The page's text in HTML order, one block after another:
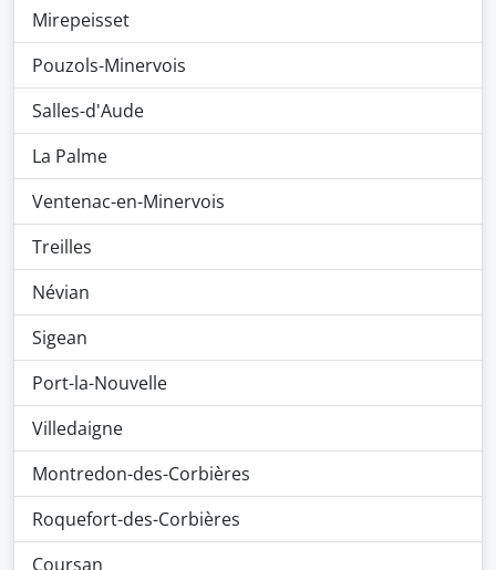
Mirepeisset
Pouzols-Minervois
Salles-d'Aude
La Palme
Ventenac-en-Minervois
Treilles
Névian
Sigean
Port-la-Nouvelle
Villedaigne
Montredon-des-Corbières
Roquefort-des-Corbières
Coursan